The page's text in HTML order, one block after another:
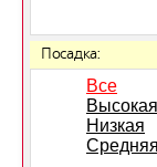
Посадка:
Все
Высокая
Низкая
Средняя